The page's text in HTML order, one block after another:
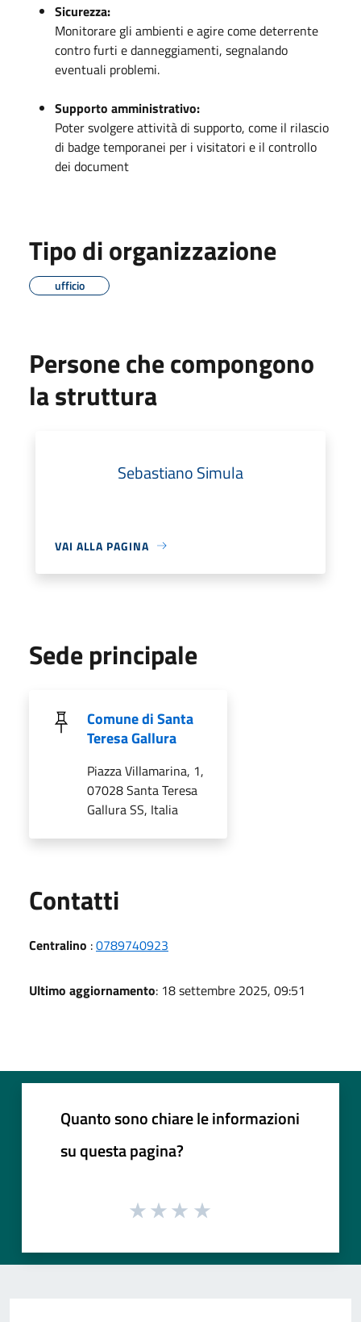
Sicurezza:
Monitorare gli ambienti e agire come deterrente
contro furti e danneggiamenti, segnalando
eventuali problemi.
Supporto amministrativo:
Poter svolgere attività di supporto, come il rilascio
di badge temporanei per i visitatori e il controllo
dei document
Tipo di organizzazione
ufficio
Persone che compongono
la struttura
Sebastiano Simula
VAI ALLA PAGINA
Sede principale
Comune di Santa
Teresa Gallura
Piazza Villamarina, 1,
07028 Santa Teresa
Gallura SS, Italia
Contatti
Centralino :0789740923
Ultimo aggiornamento: 18 settembre 2025, 09:51
Quanto sono chiare le informazioni
su questa pagina?